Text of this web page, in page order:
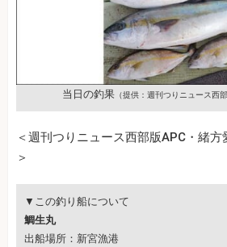
当日の釣果（提供：週刊つりニュース西
＜週刊つりニュース西部版APC・緒方
＞
▼この釣り船について
鯛生丸
出船場所：新宮漁港